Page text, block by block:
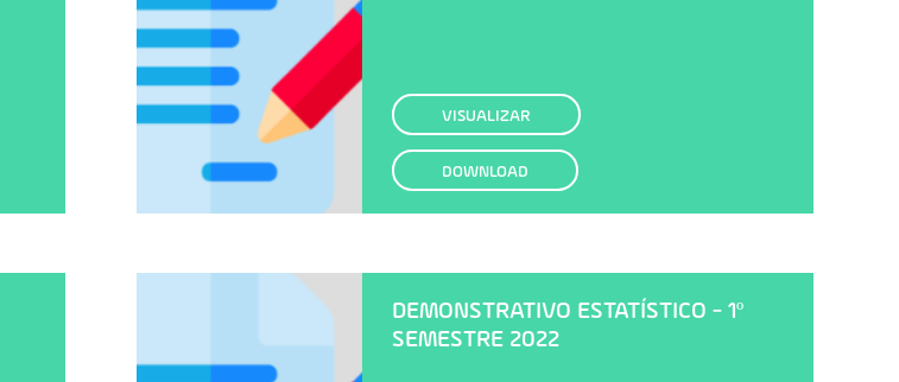
VISUALIZAR
DOWNLOAD
DEMONSTRATIVO ESTATÍSTICO - 1º
SEMESTRE 2022